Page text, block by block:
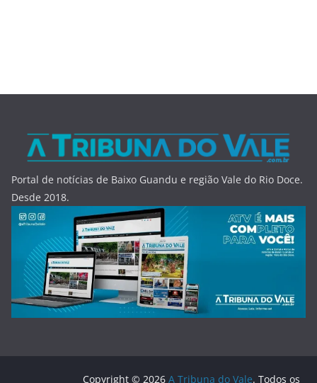
Portal de notícias de Baixo Guandu e região Vale do Rio Doce.
Desde 2018.
Copyright © 2026A Tribuna do Vale. Todos os